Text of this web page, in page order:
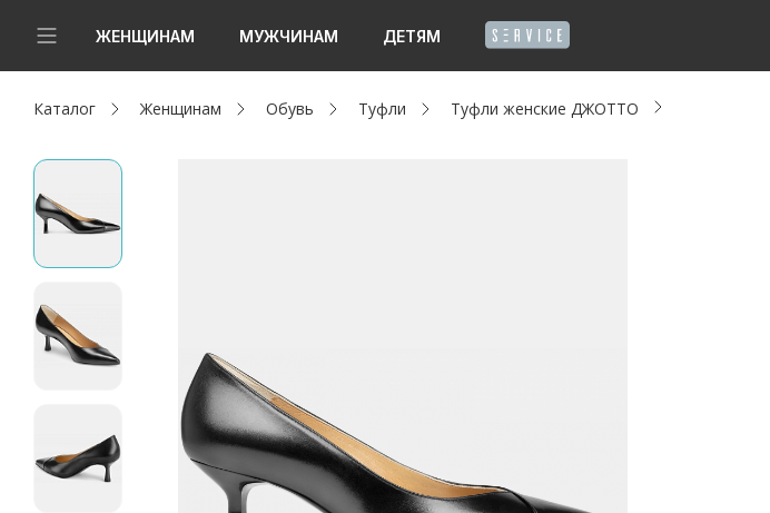
ЖЕНЩИНАМ МУЖЧИНАМ ДЕТЯМ
Новинки
Женщинам
Мужчинам
Капсула
Акции / Новости
Адреса магазинов
Каталог Женщинам Обувь Туфли Туфли женские ДЖОТТО